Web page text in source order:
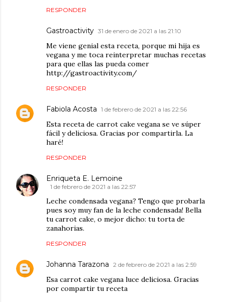
RESPONDER
Gastroactivity 31 de enero de 2021 a las 21:10
Me viene genial esta receta, porque mi hija es
vegana y me toca reinterpretar muchas recetas
para que ellas las pueda comer
http://gastroactivity.com/
RESPONDER
Fabiola Acosta 1 de febrero de 2021 a las 22:56
Esta receta de carrot cake vegana se ve súper
fácil y deliciosa. Gracias por compartirla. La
haré!
RESPONDER
Enriqueta E. Lemoine
1 de febrero de 2021 a las 22:57
Leche condensada vegana? Tengo que probarla
pues soy muy fan de la leche condensada! Bella
tu carrot cake, o mejor dicho: tu torta de
zanahorias.
RESPONDER
Johanna Tarazona 2 de febrero de 2021 a las 2:59
Esa carrot cake vegana luce deliciosa. Gracias
por compartir tu receta